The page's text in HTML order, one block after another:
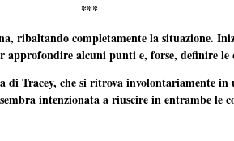
***
ribaltando completamente la situazione.
alcuni punti e, forse, definire le
Tracey, che si ritrova involontariamente in
intenzionata a riuscire in entrambe le